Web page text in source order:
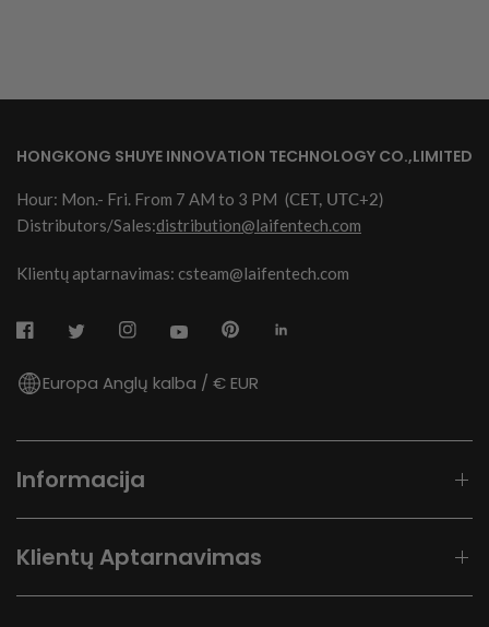
HONGKONG SHUYE INNOVATION TECHNOLOGY CO.,LIMITED
Hour: Mon.- Fri. From 7 AM to 3 PM (CET, UTC+2)
Distributors/Sales:distribution@laifentech.com
Klientų aptarnavimas: csteam@laifentech.com
Europa Anglų kalba / € EUR
Informacija
Klientų Aptarnavimas